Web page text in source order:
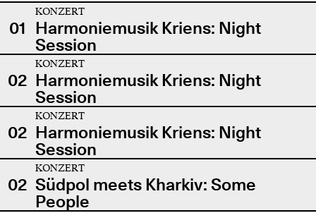
01
KONZERT
Harmoniemusik Kriens: Night
Session
02
KONZERT
Harmoniemusik Kriens: Night
Session
02
KONZERT
Harmoniemusik Kriens: Night
Session
02
KONZERT
Südpol meets Kharkiv: Some
People